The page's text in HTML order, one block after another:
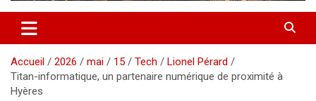
Accueil 2026 mai 15 Tech
Lionel Pérard
Titan-informatique, un partenaire numérique de proximité à
Hyères